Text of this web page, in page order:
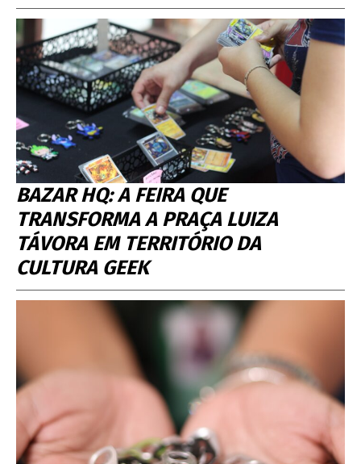
BAZAR HQ: A FEIRA QUE
TRANSFORMA A PRAÇA LUIZA
TÁVORA EM TERRITÓRIO DA
CULTURA GEEK